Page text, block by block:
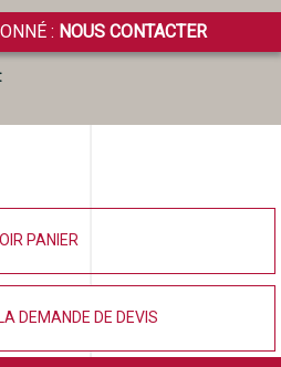
: NOUS CONTACTER
PANIER
DEMANDE DE DEVIS